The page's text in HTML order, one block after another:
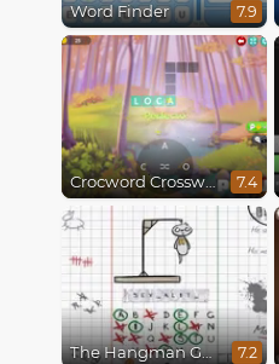
Word Finder 7.9
Crocword Crossword 7.4
The Hangman Game Scrawl 7.2